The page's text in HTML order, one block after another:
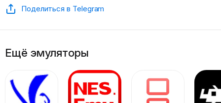
Поделиться в Telegram
Ещё эмуляторы